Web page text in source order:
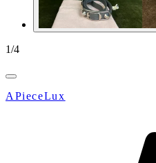
1/4
APieceLux